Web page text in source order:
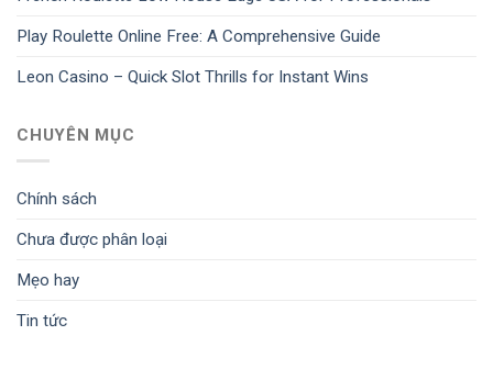
Play Roulette Online Free: A Comprehensive Guide
Leon Casino – Quick Slot Thrills for Instant Wins
CHUYÊN MỤC
Chính sách
Chưa được phân loại
Mẹo hay
Tin tức